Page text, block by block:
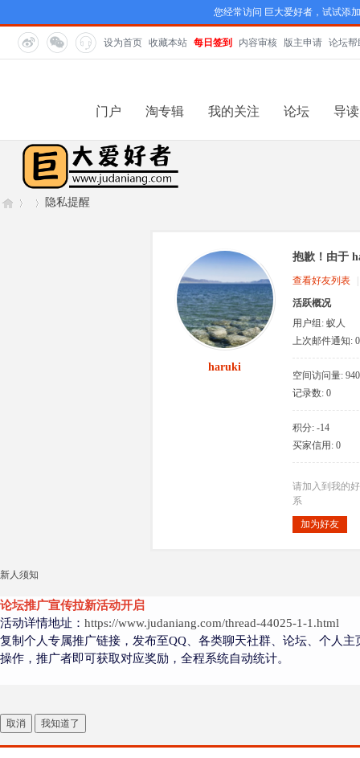
您经常访问 巨大爱好者，试试添
设为首页 收藏本站 每日签到 内容审核 版主申请 论坛帮
门户 淘专辑 我的关注 论坛 导读
隐私提醒
haruki
抱歉！由于
查看好友列表
活跃概况
用户组: 蚁人
上次邮件通知: 0
空间访问量: 940
记录数: 0
积分: -14
买家信用: 0
请加入到我的
系
加为好友
新人须知
论坛推广宣传拉新活动开启
活动详情地址： https://www.judaniang.com/thread-44025-1-1.html
复制个人专属推广链接，发布至QQ、各类聊天社群、论坛、个人
操作，推广者即可获取对应奖励，全程系统自动统计。
取消 我知道了